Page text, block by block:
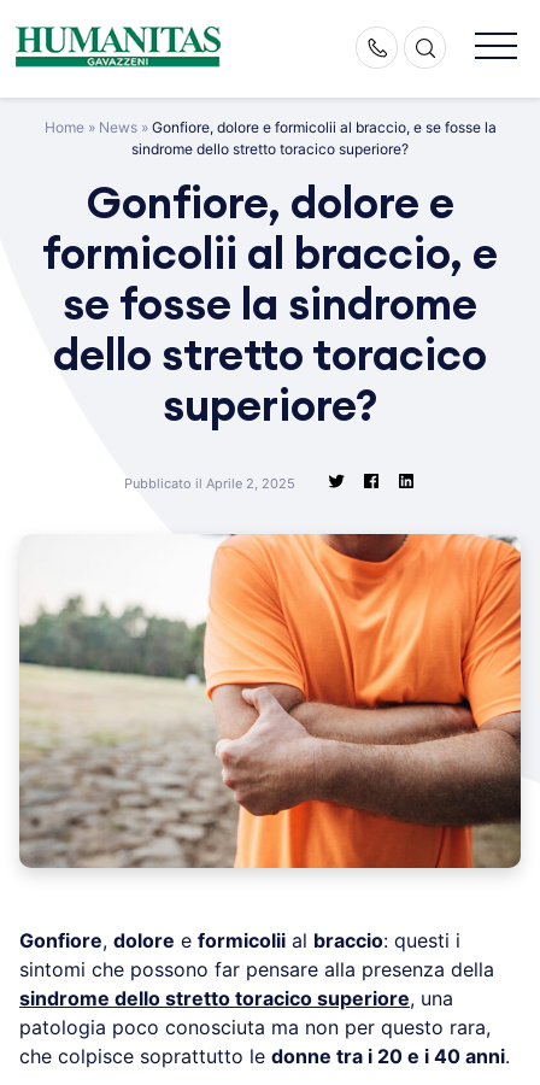
content
Home» News» Gonfiore, dolore e formicolii al braccio, e se fosse la
sindrome dello stretto toracico superiore?
Gonfiore, dolore e
formicolii al braccio, e
se fosse la sindrome
dello stretto toracico
superiore?
Pubblicato il Aprile 2, 2025
Gonfiore, dolore e formicolii al braccio: questi i
sintomi che possono far pensare alla presenza della
sindrome dello stretto toracico superiore, una
patologia poco conosciuta ma non per questo rara,
che colpisce soprattutto le donne tra i 20 e i 40 anni.